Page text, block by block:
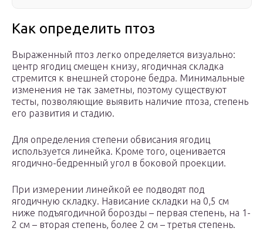
Как определить птоз
Выраженный птоз легко определяется визуально:
центр ягодиц смещен книзу, ягодичная складка
стремится к внешней стороне бедра. Минимальные
изменения не так заметны, поэтому существуют
тесты, позволяющие выявить наличие птоза, степень
его развития и стадию.
Для определения степени обвисания ягодиц
используется линейка. Кроме того, оценивается
ягодично-бедренный угол в боковой проекции.
При измерении линейкой ее подводят под
ягодичную складку. Нависание складки на 0,5 см
ниже подъягодичной борозды – первая степень, на 1-
2 см – вторая степень, более 2 см – третья степень.